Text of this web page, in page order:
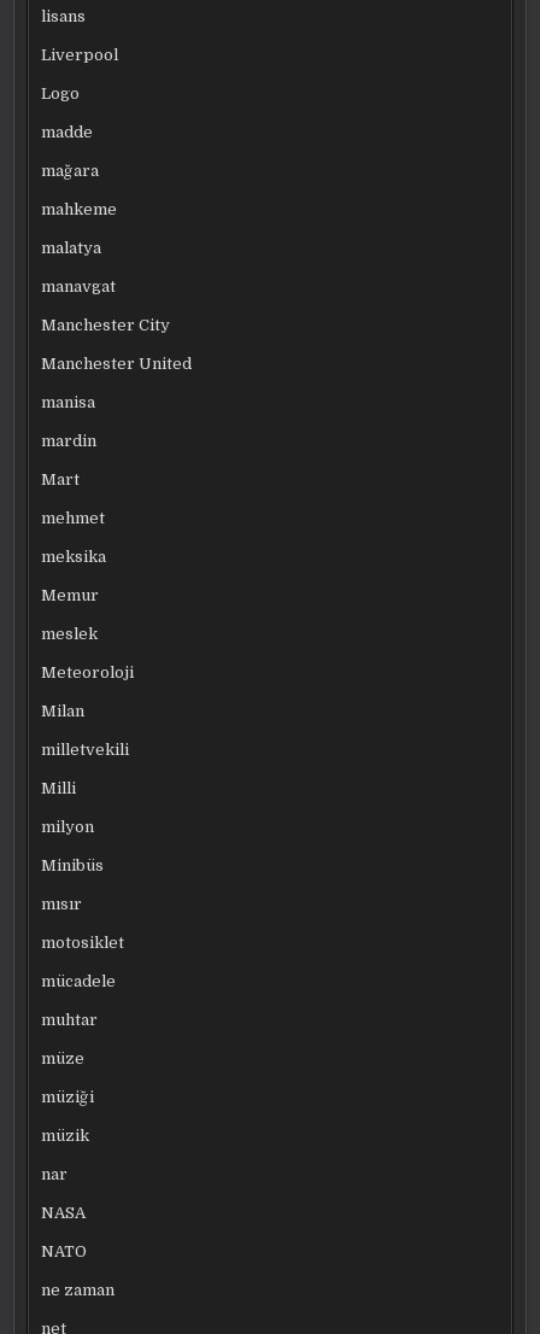
lisans
Liverpool
Logo
madde
mağara
mahkeme
malatya
manavgat
Manchester City
Manchester United
manisa
mardin
Mart
mehmet
meksika
Memur
meslek
Meteoroloji
Milan
milletvekili
Milli
milyon
Minibüs
mısır
motosiklet
mücadele
muhtar
müze
müziği
müzik
nar
NASA
NATO
ne zaman
net